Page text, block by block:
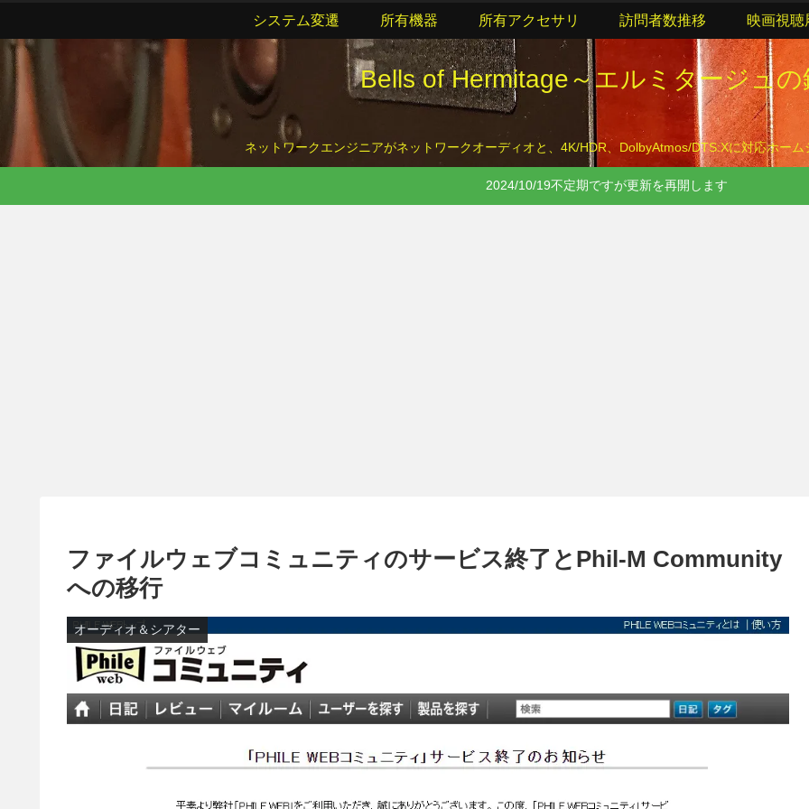
Bells of Hermitage～エルミタージュの
ネットワークエンジニアがネットワークオーディオと、4K/HDR、DolbyAtmos/DTS:Xに対応ホーム
システム変遷 所有機器 所有アクセサリ 訪問者数推移 映画視聴
2024/10/19不定期ですが更新を再開します
ファイルウェブコミュニティのサービス終了とPhil-M Community
への移行
オーディオ＆シアター